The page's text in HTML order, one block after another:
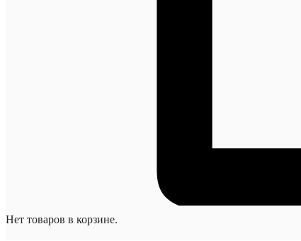
Нет товаров в корзине.